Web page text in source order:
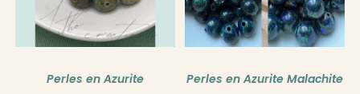
Perles en Azurite Perles en Azurite Malachite